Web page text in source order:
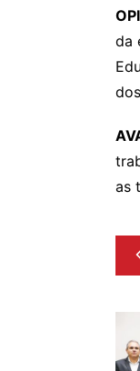
da
as